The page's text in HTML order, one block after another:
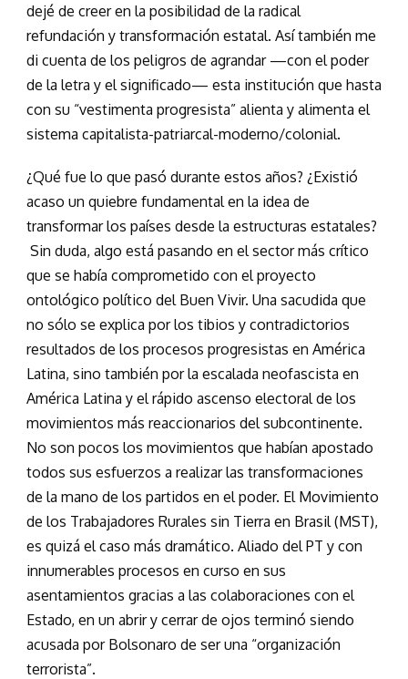
dejé de creer en la posibilidad de la radical
refundación y transformación estatal. Así también me
di cuenta de los peligros de agrandar —con el poder
de la letra y el significado— esta institución que hasta
con su “vestimenta progresista” alienta y alimenta el
sistema capitalista-patriarcal-moderno/colonial.
¿Qué fue lo que pasó durante estos años? ¿Existió
acaso un quiebre fundamental en la idea de
transformar los países desde la estructuras estatales?
Sin duda, algo está pasando en el sector más crítico
que se había comprometido con el proyecto
ontológico político del Buen Vivir. Una sacudida que
no sólo se explica por los tibios y contradictorios
resultados de los procesos progresistas en América
Latina, sino también por la escalada neofascista en
América Latina y el rápido ascenso electoral de los
movimientos más reaccionarios del subcontinente.
No son pocos los movimientos que habían apostado
todos sus esfuerzos a realizar las transformaciones
de la mano de los partidos en el poder. El Movimiento
de los Trabajadores Rurales sin Tierra en Brasil (MST),
es quizá el caso más dramático. Aliado del PT y con
innumerables procesos en curso en sus
asentamientos gracias a las colaboraciones con el
Estado, en un abrir y cerrar de ojos terminó siendo
acusada por Bolsonaro de ser una “organización
terrorista”.